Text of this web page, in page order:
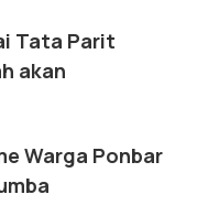
Tata Parit
akan
Warga Ponbar